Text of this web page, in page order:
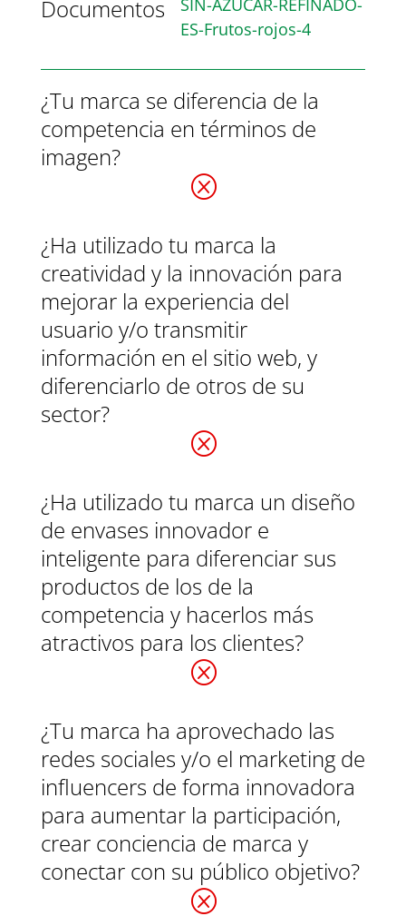
Documentos
SIN-AZUCAR-REFINADO-
ES-Frutos-rojos-4
¿Tu marca se diferencia de la
competencia en términos de
imagen?
Q
¿Ha utilizado tu marca la
creatividad y la innovación para
mejorar la experiencia del
usuario y/o transmitir
información en el sitio web, y
diferenciarlo de otros de su
sector?
Q
¿Ha utilizado tu marca un diseño
de envases innovador e
inteligente para diferenciar sus
productos de los de la
competencia y hacerlos más
atractivos para los clientes?
Q
¿Tu marca ha aprovechado las
redes sociales y/o el marketing de
influencers de forma innovadora
para aumentar la participación,
crear conciencia de marca y
conectar con su público objetivo?
Q